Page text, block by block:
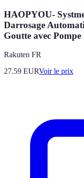
HAOPYOU-
Darrosage
Goutte avec
Rakuten FR
27.59 EURVoir le prix